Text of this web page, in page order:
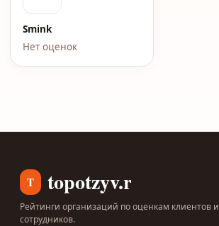
Smink
Нет оценок
T topotzyv.ru
Рейтинги организаций по оценкам клиентов и
сотрудников.